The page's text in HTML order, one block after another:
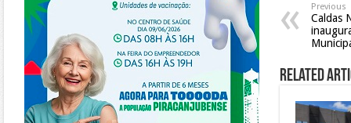
Previous
Caldas
Related